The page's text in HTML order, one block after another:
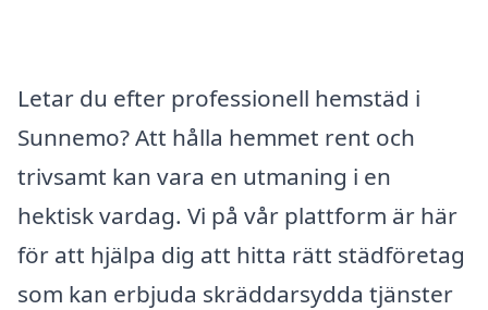
Letar du efter professionell hemstäd i
Sunnemo? Att hålla hemmet rent och
trivsamt kan vara en utmaning i en
hektisk vardag. Vi på vår plattform är här
för att hjälpa dig att hitta rätt städföretag
som kan erbjuda skräddarsydda tjänster